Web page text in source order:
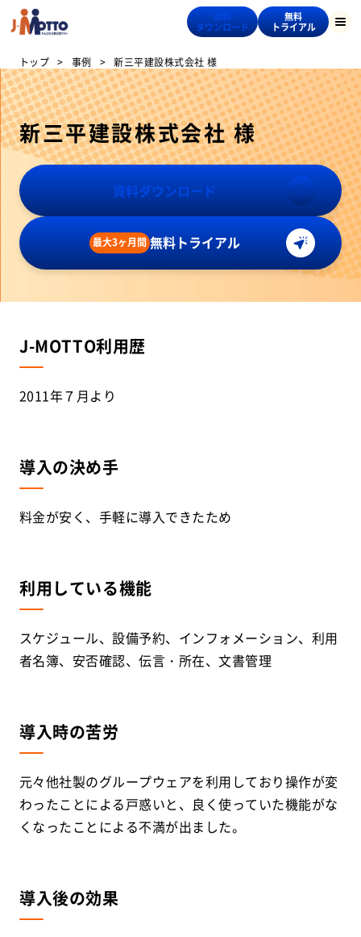
資料
ダウンロード
無料
トライアル
トップ 事例 新三平建設株式会社 様
新三平建設株式会社 様
資料ダウンロード
最大3ヶ月間 無料トライアル
J-MOTTO利用歴
2011年７月より
導入の決め手
料金が安く、手軽に導入できたため
利用している機能
スケジュール、設備予約、インフォメーション、利用
者名簿、安否確認、伝言・所在、文書管理
導入時の苦労
元々他社製のグループウェアを利用しており操作が変
わったことによる戸惑いと、良く使っていた機能がな
くなったことによる不満が出ました。
導入後の効果